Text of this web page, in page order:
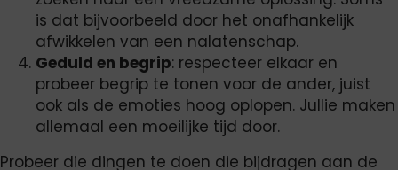
is dat bijvoorbeeld door het onafhankelijk
afwikkelen van een nalatenschap.
Geduld en begrip: respecteer elkaar en
probeer begrip te tonen voor de ander, juist
ook als de emoties hoog oplopen. Jullie maken
allemaal een moeilijke tijd door.
Probeer die dingen te doen die bijdragen aan de